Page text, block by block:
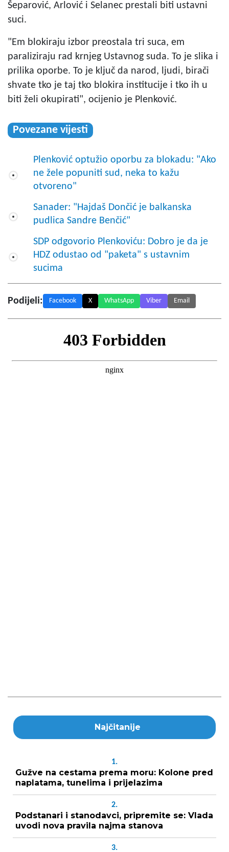
Šeparović, Arlović i Selanec prestali biti ustavni
suci.
"Em blokiraju izbor preostala tri suca, em
paraliziraju rad krnjeg Ustavnog suda. To je slika i
prilika oporbe. To je ključ da narod, ljudi, birači
shvate tko je taj tko blokira institucije i tko ih u
biti želi okupirati", ocijenio je Plenković.
Povezane vijesti
Plenković optužio oporbu za blokadu: "Ako
ne žele popuniti sud, neka to kažu
otvoreno"
Sanader: "Hajdaš Dončić je balkanska
pudlica Sandre Benčić"
SDP odgovorio Plenkoviću: Dobro je da je
HDZ odustao od "paketa" s ustavnim
sucima
Podijeli: Facebook X WhatsApp Viber Email
Najčitanije
1.
Gužve na cestama prema moru: Kolone pred
naplatama, tunelima i prijelazima
2.
Podstanari i stanodavci, pripremite se: Vlada
uvodi nova pravila najma stanova
3.